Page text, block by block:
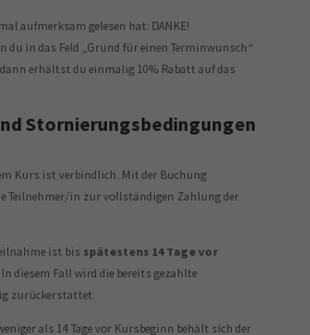
aufmerksam gelesen hat: DANKE!
du in das Feld „Grund für einen Terminwunsch“
erhältst du einmalig 10% Rabatt auf das
Stornierungsbedingungen
Kurs ist verbindlich. Mit der Buchung
Teilnehmer/in zur vollständigen Zahlung der
ist bis spätestens 14 Tage vor
diesem Fall wird die bereits gezahlte
zurückerstattet.
als 14 Tage vor Kursbeginn behält sich der